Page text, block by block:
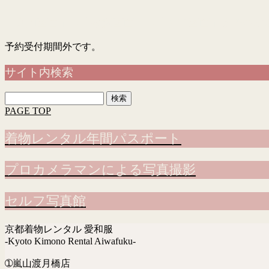
予約受付期間外です。
サイト内検索
索:
PAGE TOP
着物レンタル年間パスポート
プロカメラマンによる写真撮影
セルフ写真館
京都着物レンタル 愛和服
-Kyoto Kimono Rental Aiwafuku-
➀嵐山渡月橋店